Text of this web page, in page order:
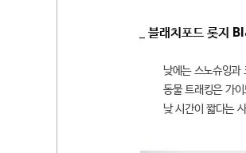
_ 블래치포드 롯
낮에는 스노슈잉과
동물 트래킹은 가
낮 시간이 짧다는